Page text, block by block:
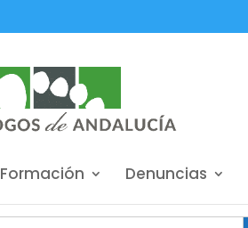
Formación Denuncias